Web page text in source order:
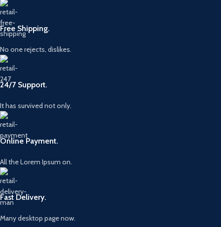
Free Shipping.
No one rejects, dislikes.
24/7 Support.
It has survived not only.
Online Payment.
All the Lorem Ipsum on.
Fast Delivery.
Many desktop page now.